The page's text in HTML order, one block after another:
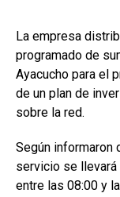
La empresa
programado de
Ayacucho para el
de un plan de
sobre la red.
Según informaron
servicio se llevará
entre las 08:00 y